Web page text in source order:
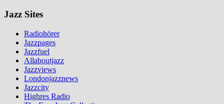
Jazz Sites
Radiohörer
Jazzpages
Jazzfuel
Allaboutjazz
Jazzviews
Londonjazznews
Jazzcity
Highres Radio